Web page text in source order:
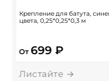
Крепление для батута,
цвета, 0,25*0,25*0,3 м
От 699 ₽